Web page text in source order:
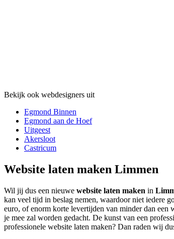
Bekijk ook webdesigners uit
Egmond Binnen
Egmond aan de Hoef
Uitgeest
Akersloot
Castricum
Website laten maken Limmen
Wil jij dus een nieuwe website laten maken in
kan veel tijd in beslag nemen, waardoor niet iedere
euro, of enorm korte levertijden van minder dan een
je mee zal worden gedacht. De kunst van een
professionele website laten maken? Dan raden wij